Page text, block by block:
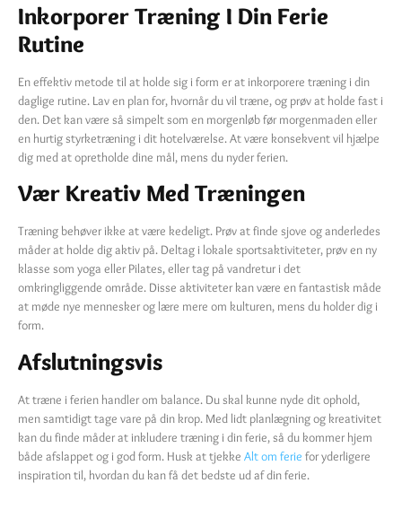
Inkorporer Træning I Din Ferie
Rutine
En effektiv metode til at holde sig i form er at inkorporere træning i din
daglige rutine. Lav en plan for, hvornår du vil træne, og prøv at holde fast i
den. Det kan være så simpelt som en morgenløb før morgenmaden eller
en hurtig styrketræning i dit hotelværelse. At være konsekvent vil hjælpe
dig med at opretholde dine mål, mens du nyder ferien.
Vær Kreativ Med Træningen
Træning behøver ikke at være kedeligt. Prøv at finde sjove og anderledes
måder at holde dig aktiv på. Deltag i lokale sportsaktiviteter, prøv en ny
klasse som yoga eller Pilates, eller tag på vandretur i det
omkringliggende område. Disse aktiviteter kan være en fantastisk måde
at møde nye mennesker og lære mere om kulturen, mens du holder dig i
form.
Afslutningsvis
At træne i ferien handler om balance. Du skal kunne nyde dit ophold,
men samtidigt tage vare på din krop. Med lidt planlægning og kreativitet
kan du finde måder at inkludere træning i din ferie, så du kommer hjem
både afslappet og i god form. Husk at tjekke Alt om ferie for yderligere
inspiration til, hvordan du kan få det bedste ud af din ferie.